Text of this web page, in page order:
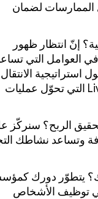
الممارسات لضمان
إنّ انتظار ظهور
العوامل التي
السوق واكتساب المستخدمين وأحداث LiveOps التي تحوّل عمليات
الربح؟ سنركّز
وتساعد نشاطك
يتطوّر دورك
توظيف الأشخاص